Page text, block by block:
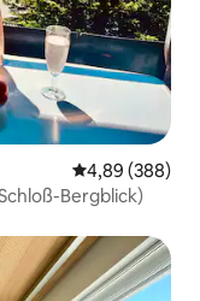
Gemiddelde
4,89 (388)
Bergblick)